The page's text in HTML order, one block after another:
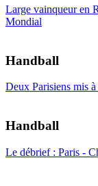
Large vainqueur en
Mondial
Handball
Deux Parisiens mis
Handball
Le débrief : Paris -